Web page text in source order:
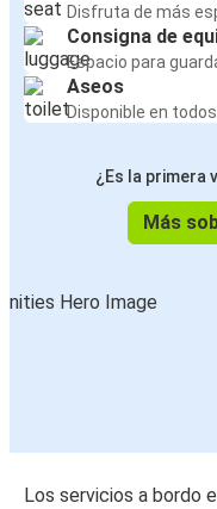
Disfruta de más
Consigna de
Espacio para
Aseos
Disponible en
¿Es la primera
Más
Los servicios a bordo